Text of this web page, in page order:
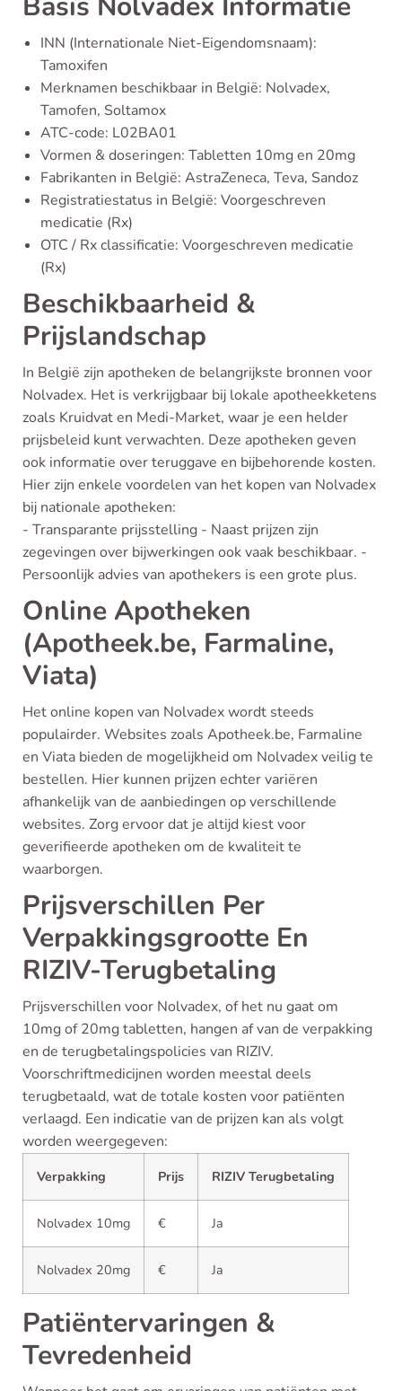
INN (Internationale Niet-Eigendomsnaam):
Tamoxifen
Merknamen beschikbaar in België: Nolvadex,
Tamofen, Soltamox
ATC-code: L02BA01
Vormen & doseringen: Tabletten 10mg en 20mg
Fabrikanten in België: AstraZeneca, Teva, Sandoz
Registratiestatus in België: Voorgeschreven
medicatie (Rx)
OTC / Rx classificatie: Voorgeschreven medicatie
(Rx)
Beschikbaarheid &
Prijslandschap
In België zijn apotheken de belangrijkste bronnen voor
Nolvadex. Het is verkrijgbaar bij lokale apotheekketens
zoals Kruidvat en Medi-Market, waar je een helder
prijsbeleid kunt verwachten. Deze apotheken geven
ook informatie over teruggave en bijbehorende kosten.
Hier zijn enkele voordelen van het kopen van Nolvadex
bij nationale apotheken:
- Transparante prijsstelling - Naast prijzen zijn
zegevingen over bijwerkingen ook vaak beschikbaar. -
Persoonlijk advies van apothekers is een grote plus.
Online Apotheken
(Apotheek.be, Farmaline,
Viata)
Het online kopen van Nolvadex wordt steeds
populairder. Websites zoals Apotheek.be, Farmaline
en Viata bieden de mogelijkheid om Nolvadex veilig te
bestellen. Hier kunnen prijzen echter variëren
afhankelijk van de aanbiedingen op verschillende
websites. Zorg ervoor dat je altijd kiest voor
geverifieerde apotheken om de kwaliteit te
waarborgen.
Prijsverschillen Per
Verpakkingsgrootte En
RIZIV-Terugbetaling
Prijsverschillen voor Nolvadex, of het nu gaat om
10mg of 20mg tabletten, hangen af van de verpakking
en de terugbetalingspolicies van RIZIV.
Voorschriftmedicijnen worden meestal deels
terugbetaald, wat de totale kosten voor patiënten
verlaagd. Een indicatie van de prijzen kan als volgt
worden weergegeven:
Verpakking Prijs RIZIV Terugbetaling
Nolvadex 10mg € Ja
Nolvadex 20mg € Ja
Patiëntervaringen &
Tevredenheid